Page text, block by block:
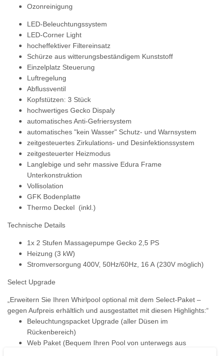
Ozonreinigung
LED-Beleuchtungssystem
LED-Corner Light
hocheffektiver Filtereinsatz
Schürze aus witterungsbeständigem Kunststoff
Einzelplatz Steuerung
Luftregelung
Abflussventil
Kopfstützen: 3 Stück
hochwertiges Gecko Dispaly
automatisches Anti-Gefriersystem
automatisches "kein Wasser" Schutz- und Warnsystem
zeitgesteuertes Zirkulations- und Desinfektionssystem
zeitgesteuerter Heizmodus
Langlebige und sehr massive Edura Frame
Unterkonstruktion
Vollisolation
GFK Bodenplatte
Thermo Deckel (inkl.)
Technische Details
1x 2 Stufen Massagepumpe Gecko 2,5 PS
Heizung (3 kW)
Stromversorgung 400V, 50Hz/60Hz, 16 A (230V möglich)
Select Upgrade
„Erweitern Sie Ihren Whirlpool optional mit dem Select-Paket –
gegen Aufpreis erhältlich und ausgestattet mit diesen Highlights:“
Beleuchtungspacket Upgrade (aller Düsen im
Rückenbereich)
Web Paket (Bequem Ihren Pool von unterwegs aus